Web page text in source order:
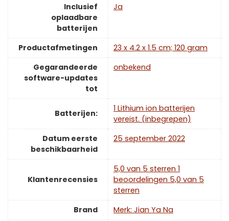
Inclusief
oplaadbare
batterijen
‎Ja
Productafmetingen
‎23 x 4.2 x 1.5 cm; 120 gram
Gegarandeerde
software-updates
tot
‎onbekend
Batterijen:
1 Lithium ion batterijen
vereist. (inbegrepen)
Datum eerste
beschikbaarheid
25 september 2022
Klantenrecensies
5,0 van 5 sterren 1
beoordelingen 5,0 van 5
sterren
Brand
Merk: Jian Ya Na